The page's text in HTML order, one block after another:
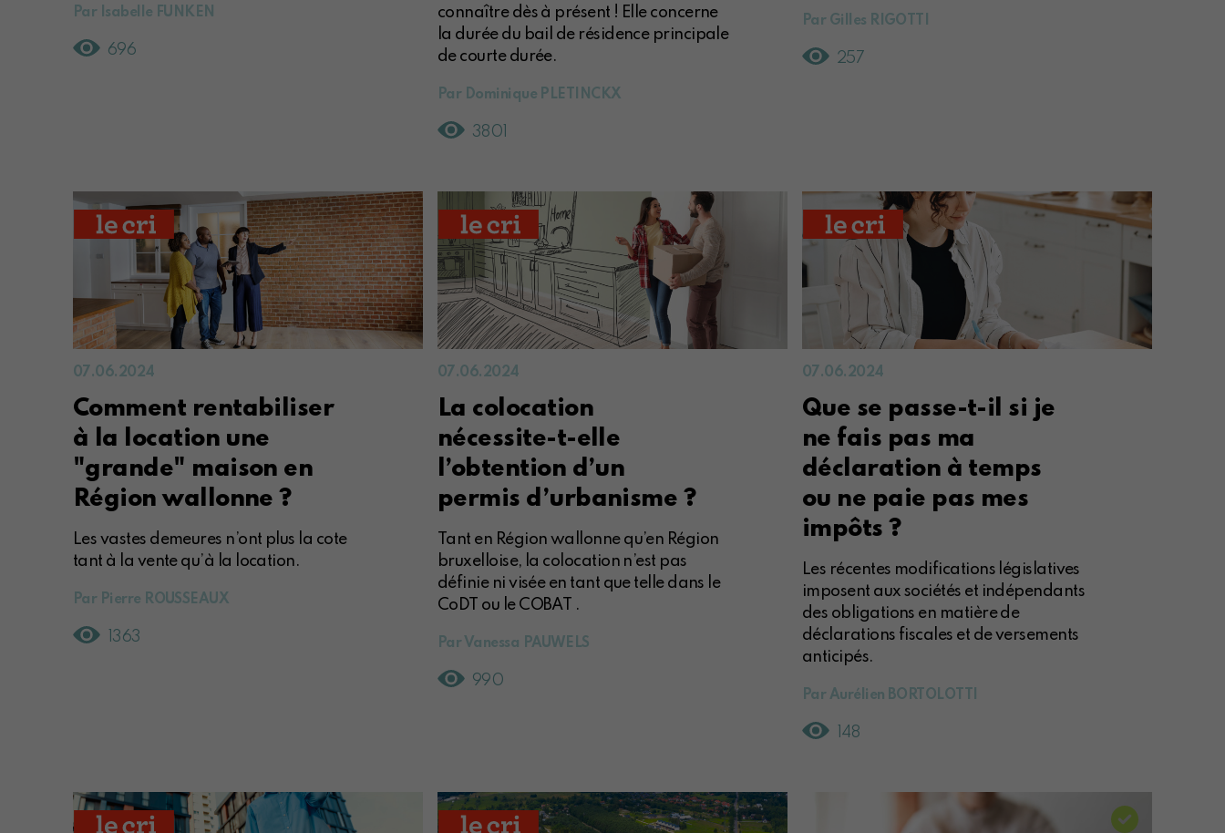
Par Isabelle FUNKEN
696
connaître dès à présent ! Elle concerne
la durée du bail de résidence principale
de courte durée.
Par Dominique PLETINCKX
3801
Par Gilles RIGOTTI
257
07.06.2024
Comment rentabiliser
à la location une
"grande" maison en
Région wallonne ?
Les vastes demeures n’ont plus la cote
tant à la vente qu’à la location.
Par Pierre ROUSSEAUX
1363
07.06.2024
La colocation
nécessite-t-elle
l’obtention d’un
permis d’urbanisme ?
Tant en Région wallonne qu’en Région
bruxelloise, la colocation n’est pas
définie ni visée en tant que telle dans le
CoDT ou le COBAT .
Par Vanessa PAUWELS
990
07.06.2024
Que se passe-t-il si je
ne fais pas ma
déclaration à temps
ou ne paie pas mes
impôts ?
Les récentes modifications législatives
imposent aux sociétés et indépendants
des obligations en matière de
déclarations fiscales et de versements
anticipés.
Par Aurélien BORTOLOTTI
148